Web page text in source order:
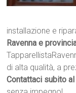
installazione e
Ravenna e
di alta qualità, a
Contattaci subito